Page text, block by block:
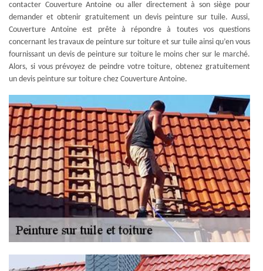
contacter Couverture Antoine ou aller directement à son siège pour
demander et obtenir gratuitement un devis peinture sur tuile. Aussi,
Couverture Antoine est prête à répondre à toutes vos questions
concernant les travaux de peinture sur toiture et sur tuile ainsi qu’en vous
fournissant un devis de peinture sur toiture le moins cher sur le marché.
Alors, si vous prévoyez de peindre votre toiture, obtenez gratuitement
un devis peinture sur toiture chez Couverture Antoine.